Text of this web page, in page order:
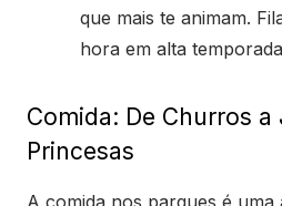
que mais te animam.
hora em alta
Comida: De Churros
Princesas